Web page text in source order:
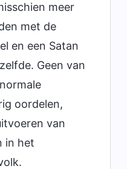
meer
met de
en een Satan
Geen van
oordelen,
van
in het